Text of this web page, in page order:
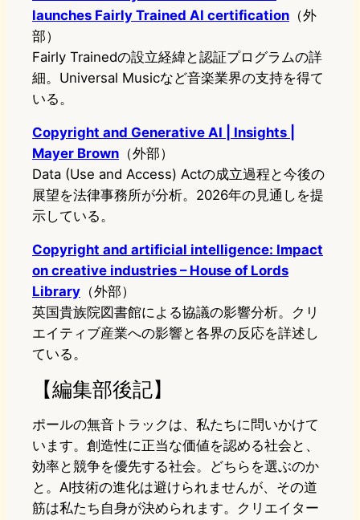
launches Fairly Trained AI certification （外
部）
Fairly Trainedの設立経緯と認証プログラムの詳
細。Universal Musicなど音楽業界の支持を得て
いる。
Copyright and Generative AI | Insights |
Mayer Brown （外部）
Data (Use and Access) Actの成立過程と今後の
展望を法律事務所が分析。2026年の見通しを提
示している。
Copyright and artificial intelligence: Impact
on creative industries – House of Lords
Library （外部）
英国貴族院図書館による協議の影響分析。クリ
エイティブ産業への影響と各界の反応を詳述し
ている。
【編集部後記】
ポールの無音トラックは、私たちに問いかけて
います。創造性に正当な価値を認める社会と、
効率と競争を優先する社会。どちらを選ぶのか
と。AI技術の進化は避けられませんが、その道
筋は私たち自身が決められます。クリエイター